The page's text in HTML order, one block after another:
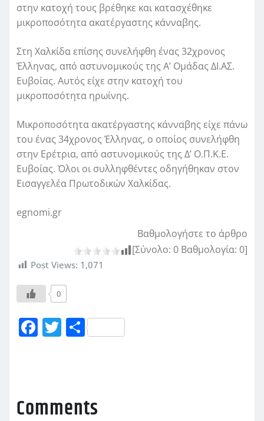
στην κατοχή τους βρέθηκε και κατασχέθηκε
μικροποσότητα ακατέργαστης κάνναβης.
Στη Χαλκίδα επίσης συνελήφθη ένας 32χρονος
Έλληνας, από αστυνομικούς της Α’ Ομάδας ΔΙ.ΑΣ.
Ευβοίας. Αυτός είχε στην κατοχή του
μικροποσότητα ηρωίνης.
Μικροποσότητα ακατέργαστης κάνναβης είχε πάνω
του ένας 34χρονος Έλληνας, ο οποίος συνελήφθη
στην Ερέτρια, από αστυνομικούς της Δ’ Ο.Π.Κ.Ε.
Ευβοίας. Όλοι οι συλληφθέντες οδηγήθηκαν στον
Εισαγγελέα Πρωτοδικών Χαλκίδας.
egnomi.gr
Βαθμολογήστε το άρθρο
[Σύνολο: 0 Βαθμολογία: 0]
Post Views: 1,071
0
F
b
T
r
Μ
σ
Comments